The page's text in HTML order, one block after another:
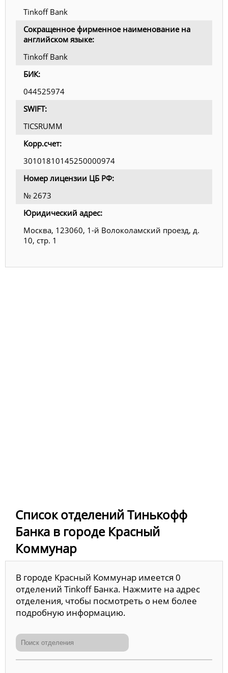
Tinkoff Bank
Сокращенное фирменное наименование на
английском языке:
Tinkoff Bank
БИК:
044525974
SWIFT:
TICSRUMM
Корр.счет:
30101810145250000974
Номер лицензии ЦБ РФ:
№ 2673
Юридический адрес:
Москва, 123060, 1-й Волоколамский проезд, д.
10, стр. 1
Список отделений Тинькофф
Банка в городе Красный
Коммунар
В городе Красный Коммунар имеется 0
отделений Tinkoff Банка. Нажмите на адрес
отделения, чтобы посмотреть о нем более
подробную информацию.